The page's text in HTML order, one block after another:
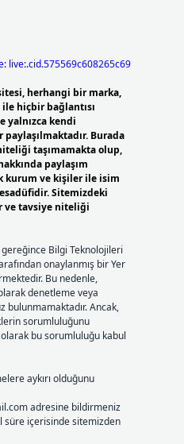
live:.cid.575569c608265c69
herhangi bir marka,
hiçbir bağlantısı
yalnızca kendi
paylaşılmaktadır. Burada
taşımamakta olup,
paylaşım
kurum ve kişiler ile isim
Sitemizdeki
ve tavsiye niteliği
gereğince Bilgi Teknolojileri
onaylanmış bir Yer
Bu nedenle,
denetleme veya
bulunmamaktadır. Ancak,
sorumluluğunu
bu sorumluluğu kabul
aykırı olduğunu
adresine bildirmeniz
süre içerisinde sitemizden